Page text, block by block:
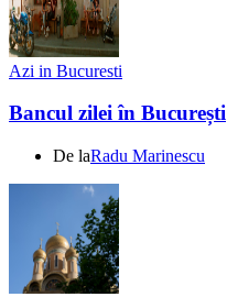
Azi in Bucuresti
Bancul zilei în București
De laRadu Marinescu